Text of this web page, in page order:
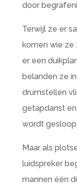
door
Terwijl ze er
komen wie ze
er een
belanden ze
drumstellen
getapdanst
wordt
Maar als
luidspreker
mannen één